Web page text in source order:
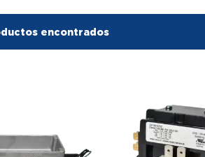
encontrados